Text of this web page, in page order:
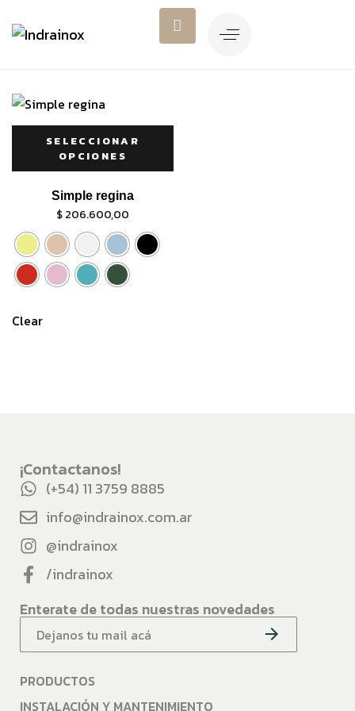
SELECCIONAR
OPCIONES
Simple regina
$206.600,00
Clear
¡Contactanos!
(+54) 11 3759 8885
info@indrainox.com.ar
@indrainox
/indrainox
Enterate de todas nuestras novedades
PRODUCTOS
INSTALACIÓN Y MANTENIMIENTO